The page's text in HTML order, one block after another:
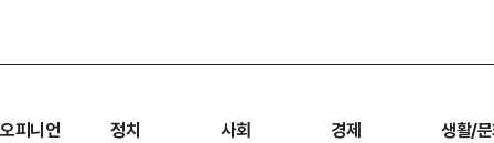
오피니언 정치 사회 경제 생활/